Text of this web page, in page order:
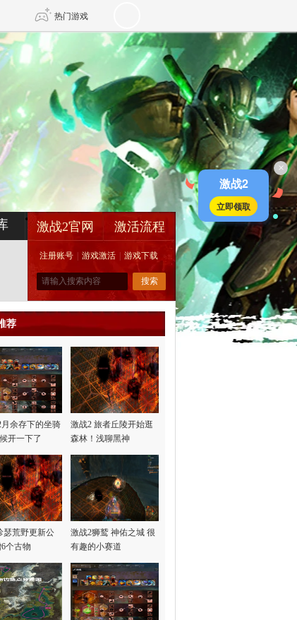
热门游戏
传奇4
剑网3旗舰版 新天龙八部
诛仙世界
激战2官网 激活流程
注册账号 游戏激活 游戏下载
荐
月余存下的坐骑
开一下了
激战2 旅者丘陵开始逛
森林！浅聊黑神
话“悟…
瑟荒野更新公
个古物
激战2狮鹫 神佑之城 很
有趣的小赛道
×
激战2
立即领取